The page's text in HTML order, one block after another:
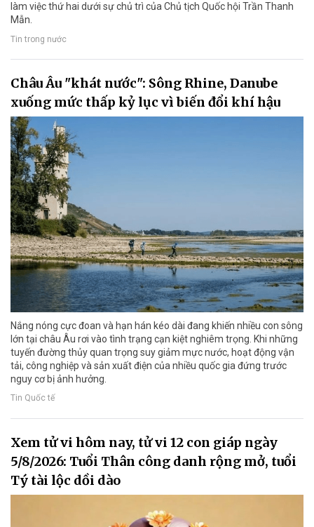
làm việc thứ hai dưới sự chủ trì của Chủ tịch Quốc hội Trần Thanh
Mẫn.
Tin trong nước
Châu Âu "khát nước": Sông Rhine, Danube
xuống mức thấp kỷ lục vì biến đổi khí hậu
Nắng nóng cực đoan và hạn hán kéo dài đang khiến nhiều con sông
lớn tại châu Âu rơi vào tình trạng cạn kiệt nghiêm trọng. Khi những
tuyến đường thủy quan trọng suy giảm mực nước, hoạt động vận
tải, công nghiệp và sản xuất điện của nhiều quốc gia đứng trước
nguy cơ bị ảnh hưởng.
Tin Quốc tế
Xem tử vi hôm nay, tử vi 12 con giáp ngày
5/8/2026: Tuổi Thân công danh rộng mở, tuổi
Tý tài lộc dồi dào